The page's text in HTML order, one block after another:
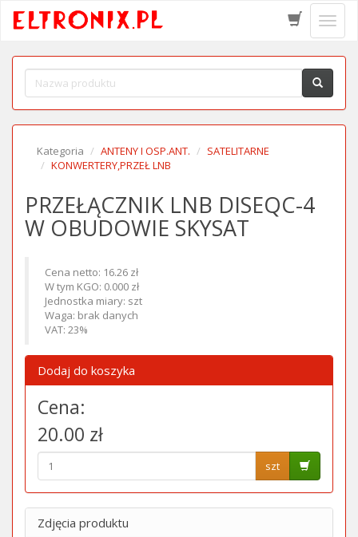
menu
Kategoria ANTENY I OSP.ANT.
SATELITARNE
KONWERTERY,PRZEŁ LNB
PRZEŁĄCZNIK LNB DISEQC-4
W OBUDOWIE SKYSAT
Cena netto: 16.26 zł
W tym KGO: 0.000 zł
Jednostka miary: szt
Waga: brak danych
VAT: 23%
Dodaj do koszyka
Cena:
20.00 zł
szt
Zdjęcia produktu